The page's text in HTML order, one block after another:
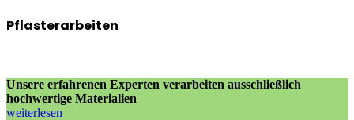
Pflasterarbeiten
Unsere erfahrenen Experten verarbeiten ausschließlich
hochwertige Materialien
weiterlesen